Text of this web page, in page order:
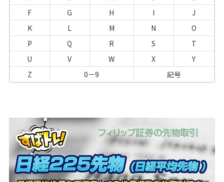
F
G H I
J
K
L M N
O
P
Q R S
T
U
V W X
Y
Z
0－9 記号